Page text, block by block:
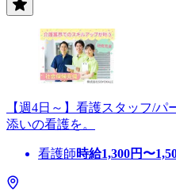
【週4日～】看護スタッフ/
添いの看護を。
看護師時給1,300円〜